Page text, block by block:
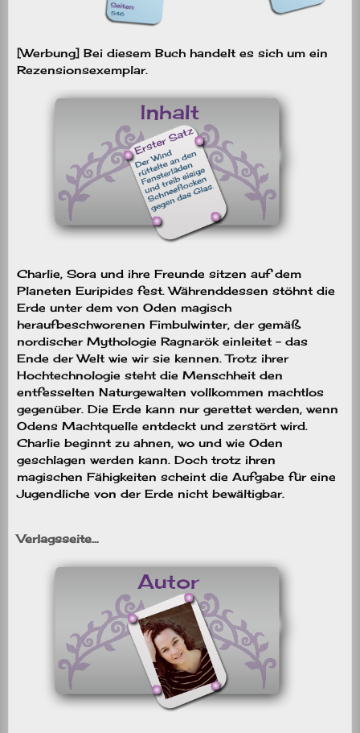
[Werbung] Bei diesem Buch handelt es sich um ein
Rezensionsexemplar.
Charlie, Sora und ihre Freunde sitzen auf dem
Planeten Euripides fest. Währenddessen stöhnt die
Erde unter dem von Oden magisch
heraufbeschworenen Fimbulwinter, der gemäß
nordischer Mythologie Ragnarök einleitet – das
Ende der Welt wie wir sie kennen. Trotz ihrer
Hochtechnologie steht die Menschheit den
entfesselten Naturgewalten vollkommen machtlos
gegenüber. Die Erde kann nur gerettet werden, wenn
Odens Machtquelle entdeckt und zerstört wird.
Charlie beginnt zu ahnen, wo und wie Oden
geschlagen werden kann. Doch trotz ihren
magischen Fähigkeiten scheint die Aufgabe für eine
Jugendliche von der Erde nicht bewältigbar.
Verlagsseite…